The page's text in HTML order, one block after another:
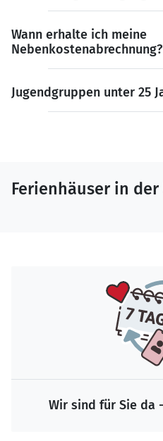
Wann erhalte ich meine
Nebenkostenabrechnung?
Jugendgruppen unter 25
Ferienhäuser in
Wir sind für Sie da